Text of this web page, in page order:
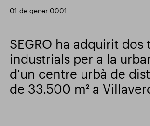
01 de gener 0001
SEGRO ha adquirit dos
industrials per a la
d'un centre urbà de
de 33.500 m² a